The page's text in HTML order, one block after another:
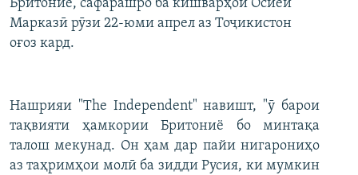
Ҳамаи сомонаҳои RFE/RL
Бритониё, сафарашро ба кишварҳои Осиёи
Марказӣ рӯзи 22-юми апрел аз Тоҷикистон
оғоз кард.
Нашрияи "The Independent" навишт, "ӯ барои
тақвияти ҳамкории Бритониё бо минтақа
талош мекунад. Он ҳам дар пайи нигарониҳо
аз таҳримҳои молӣ ба зидди Русия, ки мумкин